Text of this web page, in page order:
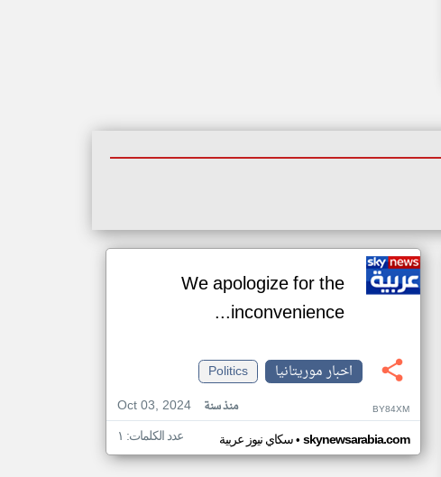
We apologize for the
inconvenience...
اخبار موريتانيا
Politics
Oct 03, 2024
منذ سنة BY84XM
سكاي نيوز عربية• skynewsarabia.com عدد الكلمات: ١